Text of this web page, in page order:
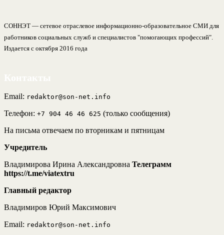
СОННЭТ — сетевое отраслевое информационно-образовательное СМИ для
работников социальных служб и специалистов "помогающих профессий".
Издается с октября 2016 года
Email: redaktor@son-net.info
Телефон: +7 904 46 46 625 (только сообщения)
На письма отвечаем по вторникам и пятницам
Учредитель
Владимирова Ирина Александровна Телеграмм
https://t.me/viatextru
Главный редактор
Владимиров Юрий Максимович
Email: redaktor@son-net.info